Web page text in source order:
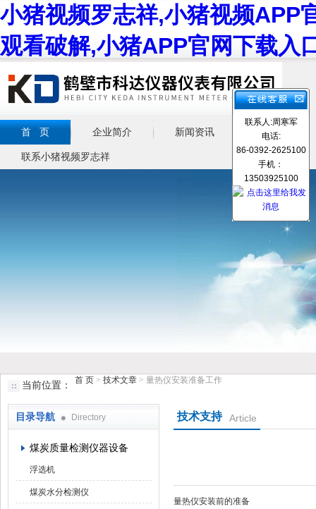
小猪视频罗志祥,小猪视频APP
观看破解,小猪APP官网下载入
鹤壁市小猪视频罗志祥仪器仪表有限公司
首 页 企业简介 新闻资讯 产品展示
联系小猪视频罗志祥
当前位置： 首 页 > 技术文章 > 量热仪安装准备工作
目录导航 Directory
煤炭质量检测仪器设备
浮选机
煤炭水分检测仪
技术支持 Article
量热仪安装前的准备
联系人:周寒军
电话:
86-0392-2625100
手机：
13503925100